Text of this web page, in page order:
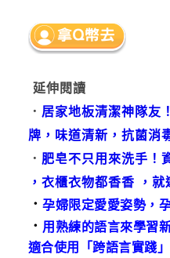
延伸閱讀
． 居家地板清潔神隊友
牌，味道清新，抗菌消
． 肥皂不只用來洗手！
，衣櫃衣物都香香 ，
．孕婦限定愛愛姿勢，
． 用熟練的語言來學習
適合使用「跨語言實踐